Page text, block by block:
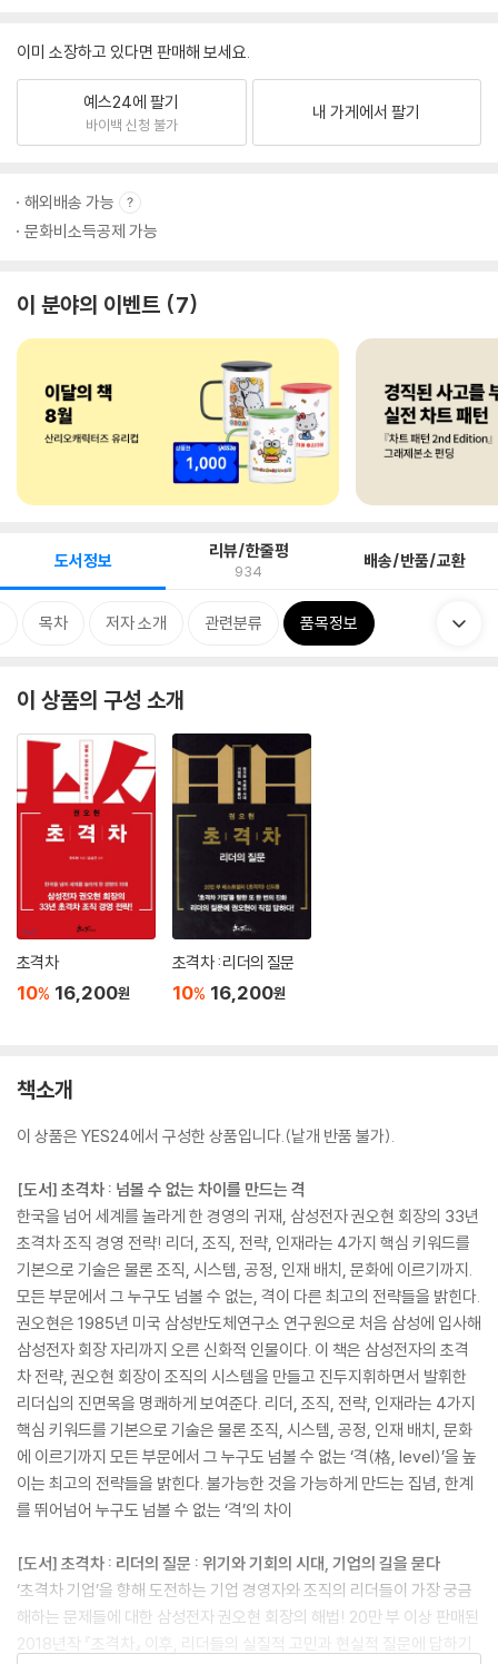
이미 소장하고 있다면 판매해 보세요.
예스24에 팔기
바이백 신청 불가
내 가게에서 팔기
해외배송 가능
문화비소득공제 가능
이 분야의 이벤트 7
도서정보 리뷰/한줄평
934 배송/반품/교환
목차 저자 소개 관련분류 품목정보
이 상품의 구성 소개
초격차
10% 16,200원
초격차 : 리더의 질문
10% 16,200원
책소개
이 상품은 YES24에서 구성한 상품입니다.(낱개 반품 불가).
[도서] 초격차 : 넘볼 수 없는 차이를 만드는 격
한국을 넘어 세계를 놀라게 한 경영의 귀재, 삼성전자 권오현 회장의 33년
초격차 조직 경영 전략! 리더, 조직, 전략, 인재라는 4가지 핵심 키워드를
기본으로 기술은 물론 조직, 시스템, 공정, 인재 배치, 문화에 이르기까지.
모든 부문에서 그 누구도 넘볼 수 없는, 격이 다른 최고의 전략들을 밝힌다.
권오현은 1985년 미국 삼성반도체연구소 연구원으로 처음 삼성에 입사해
삼성전자 회장 자리까지 오른 신화적 인물이다. 이 책은 삼성전자의 초격
차 전략, 권오현 회장이 조직의 시스템을 만들고 진두지휘하면서 발휘한
리더십의 진면목을 명쾌하게 보여준다. 리더, 조직, 전략, 인재라는 4가지
핵심 키워드를 기본으로 기술은 물론 조직, 시스템, 공정, 인재 배치, 문화
에 이르기까지 모든 부문에서 그 누구도 넘볼 수 없는 ‘격(格, level)’을 높
이는 최고의 전략들을 밝힌다. 불가능한 것을 가능하게 만드는 집념, 한계
를 뛰어넘어 누구도 넘볼 수 없는 ‘격’의 차이
[도서] 초격차 : 리더의 질문 : 위기와 기회의 시대, 기업의 길을 묻다
‘초격차 기업’을 향해 도전하는 기업 경영자와 조직의 리더들이 가장 궁금
해하는 문제들에 대한 삼성전자 권오현 회장의 해법! 20만 부 이상 판매된
2018년작 『초격차』 이후, 리더들의 실질적 고민과 현실적 질문에 답하기